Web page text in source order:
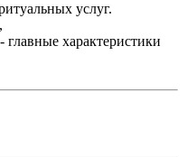
услуг.
характеристики